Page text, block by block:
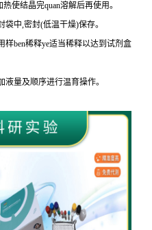
热使结晶完quan溶解后再使用。
袋中,密封(低温干燥)保存。
样ben稀释ye适当稀释以达到试剂盒
量及顺序进行温育操作。